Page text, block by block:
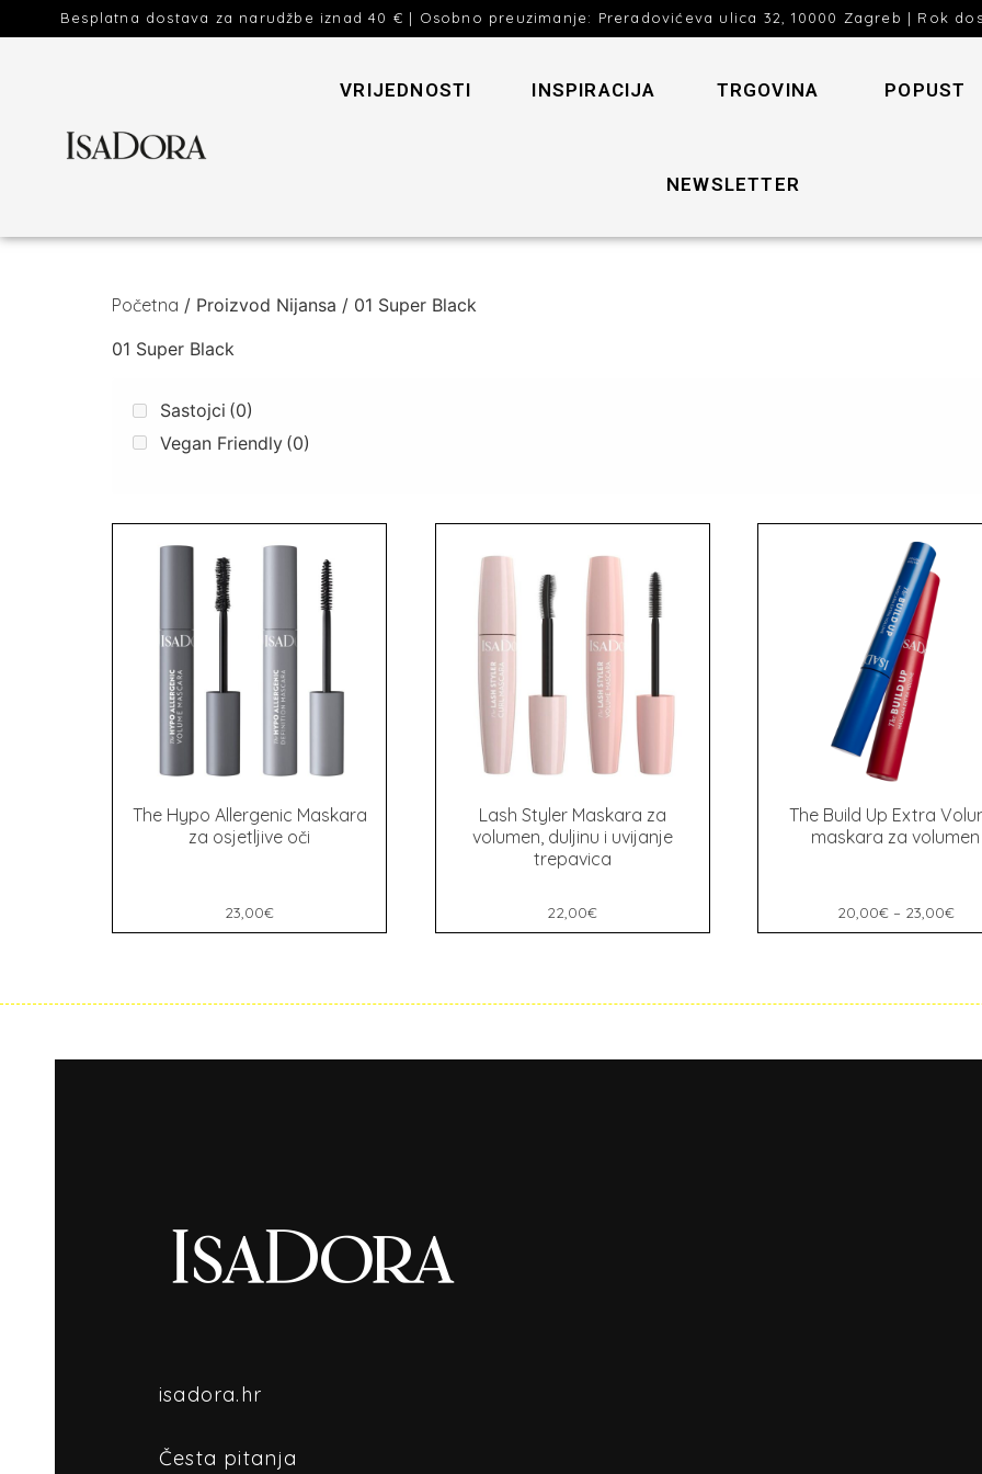
Besplatna dostava za narudžbe iznad 40 € | Osobno preuzimanje: Preradovićeva ulica 32, 10000 Zagreb | Rok
VRIJEDNOSTI INSPIRACIJA TRGOVINA POPUST
NEWSLETTER
Početna / Proizvod Nijansa / 01 Super Black
01 Super Black
Sastojci (0)
Vegan Friendly (0)
The Hypo Allergenic Maskara
za osjetljive oči
23,00€
Lash Styler Maskara za
volumen, duljinu i uvijanje
trepavica
22,00€
The Build Up Extra
maskara za volumen
20,00€ – 23,00€
isadora.hr
Česta pitanja